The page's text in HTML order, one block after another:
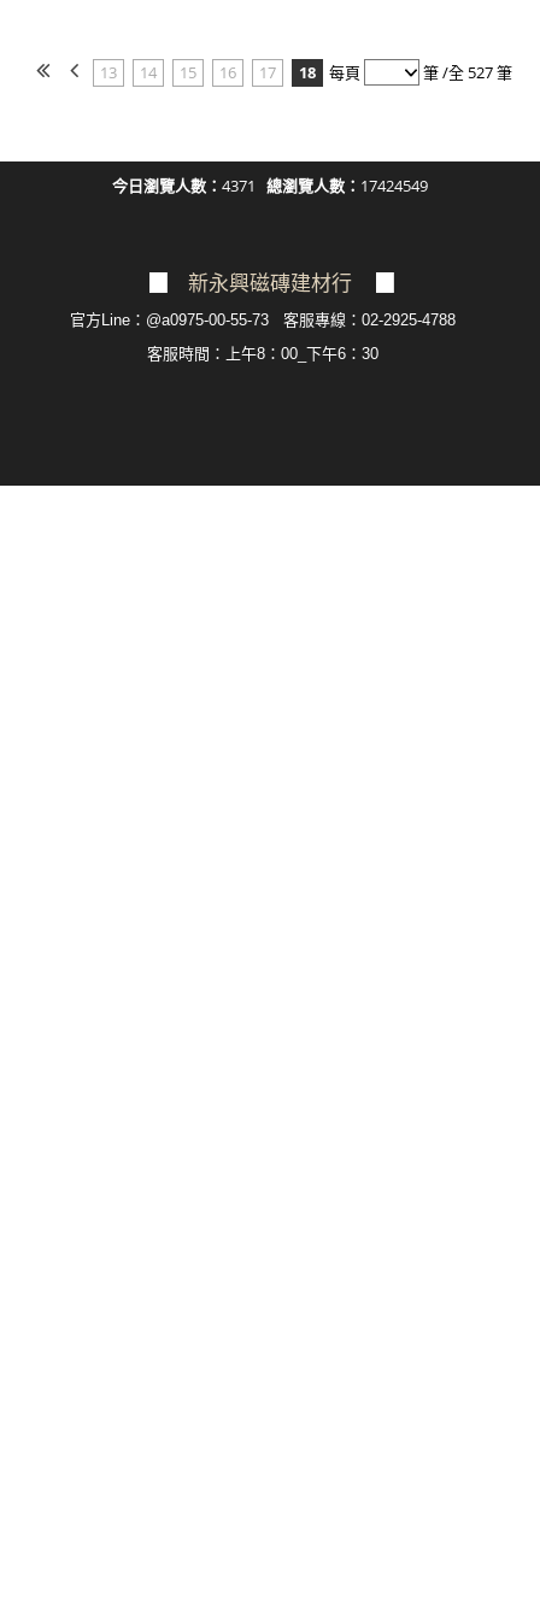
13 14 15 16 17 18 每頁 筆 /全 527 筆
今日瀏覽人數： 4371 總瀏覽人數： 17424549
新永興磁磚建材行
官方Line：@a0975-00-55-73 客服專線：02-2925-4788
客服 時間：上午8：00_下午6：30